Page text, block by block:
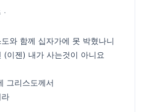
와 함께 십자가에 못 박혔나니
(이젠) 내가 사는것이 아니요
그리스도께서